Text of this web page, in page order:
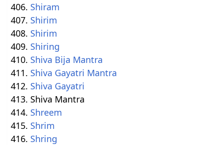
Shiram
Shirim
Shirim
Shiring
Shiva Bija Mantra
Shiva Gayatri Mantra
Shiva Gayatri
Shiva Mantra
Shreem
Shrim
Shring